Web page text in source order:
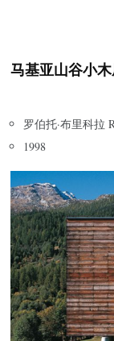
马基亚山谷小
罗伯托·布里科拉
1998